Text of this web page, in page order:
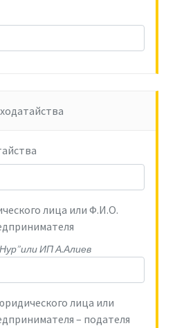
лица или Ф.И.О.
ИП А.Алиев
лица или
– подателя